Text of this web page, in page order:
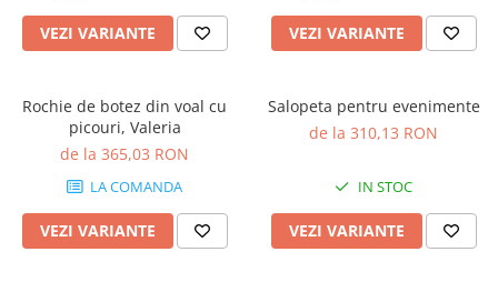
VEZI VARIANTE VEZI VARIANTE
Rochie de botez din voal cu
picouri, Valeria
de la 365,03 RON
LA COMANDA
VEZI VARIANTE
Salopeta pentru evenimente
de la 310,13 RON
IN STOC
VEZI VARIANTE